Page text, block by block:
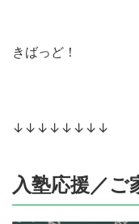
きばっど！
↓↓↓↓↓↓↓↓
入塾応援／ご